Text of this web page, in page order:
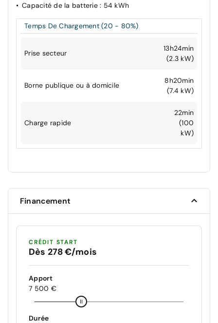
Capacité de la batterie : 54 kWh
Temps De Chargement (20 - 80%)
Prise secteur
13h24min
(2.3 kW)
Borne publique ou à domicile
8h20min
(7.4 kW)
Charge rapide
22min
(100
kW)
Financement
CRÉDIT START
Dès 278 €/mois
Apport
7 500 €
Durée